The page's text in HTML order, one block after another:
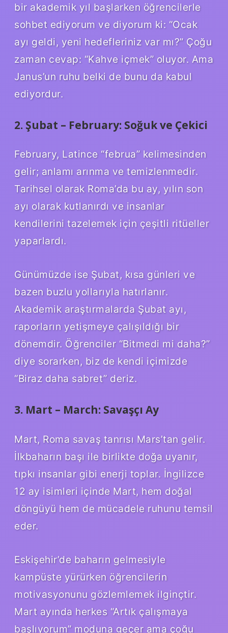
bir akademik yıl başlarken öğrencilerle
sohbet ediyorum ve diyorum ki: “Ocak
ayı geldi, yeni hedefleriniz var mı?” Çoğu
zaman cevap: “Kahve içmek” oluyor. Ama
Janus’un ruhu belki de bunu da kabul
ediyordur.
2. Şubat – February: Soğuk ve Çekici
February, Latince “februa” kelimesinden
gelir; anlamı arınma ve temizlenmedir.
Tarihsel olarak Roma’da bu ay, yılın son
ayı olarak kutlanırdı ve insanlar
kendilerini tazelemek için çeşitli ritüeller
yaparlardı.
Günümüzde ise Şubat, kısa günleri ve
bazen buzlu yollarıyla hatırlanır.
Akademik araştırmalarda Şubat ayı,
raporların yetişmeye çalışıldığı bir
dönemdir. Öğrenciler “Bitmedi mi daha?”
diye sorarken, biz de kendi içimizde
“Biraz daha sabret” deriz.
3. Mart – March: Savaşçı Ay
Mart, Roma savaş tanrısı Mars’tan gelir.
İlkbaharın başı ile birlikte doğa uyanır,
tıpkı insanlar gibi enerji toplar. İngilizce
12 ay isimleri içinde Mart, hem doğal
döngüyü hem de mücadele ruhunu temsil
eder.
Eskişehir’de baharın gelmesiyle
kampüste yürürken öğrencilerin
motivasyonunu gözlemlemek ilginçtir.
Mart ayında herkes “Artık çalışmaya
başlıyorum” moduna geçer ama çoğu